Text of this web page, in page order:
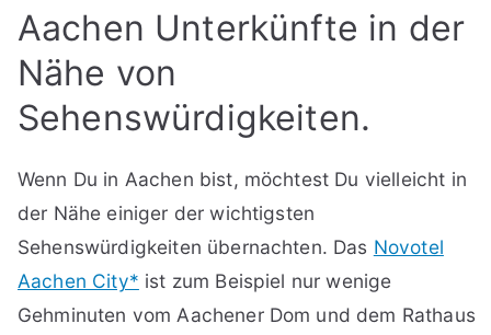
Aachen Unterkünfte in der
Nähe von
Sehenswürdigkeiten.
Wenn Du in Aachen bist, möchtest Du vielleicht in
der Nähe einiger der wichtigsten
Sehenswürdigkeiten übernachten. Das Novotel
Aachen City* ist zum Beispiel nur wenige
Gehminuten vom Aachener Dom und dem Rathaus